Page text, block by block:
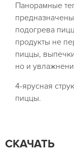
Панорамные
подогрева
продукты не
пиццы,
но и
4-ярусная
пиццы.
СКАЧАТЬ